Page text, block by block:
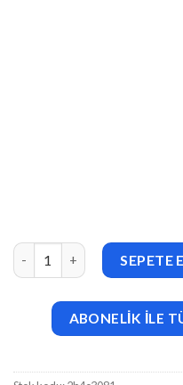
Printify – Printing SEPETE
ABONELİK İLE